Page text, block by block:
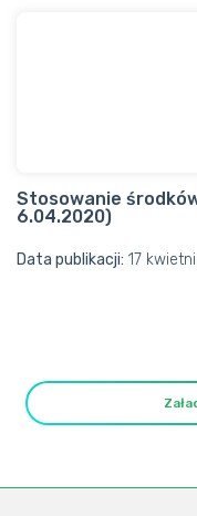
Stosowanie
6.04.2020)
Data publikacji: 17